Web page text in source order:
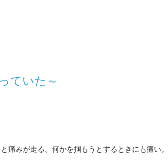
ていた～
痛みが走る。何かを掴もうとするときにも痛い。